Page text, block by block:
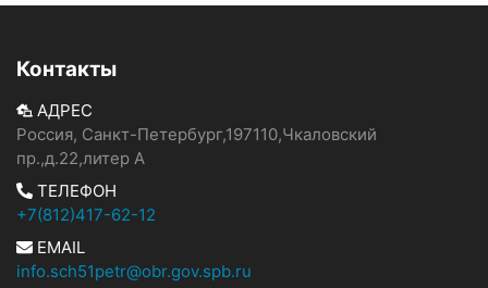
Контакты
АДРЕС
Россия, Санкт-Петербург,197110,Чкаловский
пр.,д.22,литер А
ТЕЛЕФОН
+7(812)417-62-12
EMAIL
info.sch51petr@obr.gov.spb.ru